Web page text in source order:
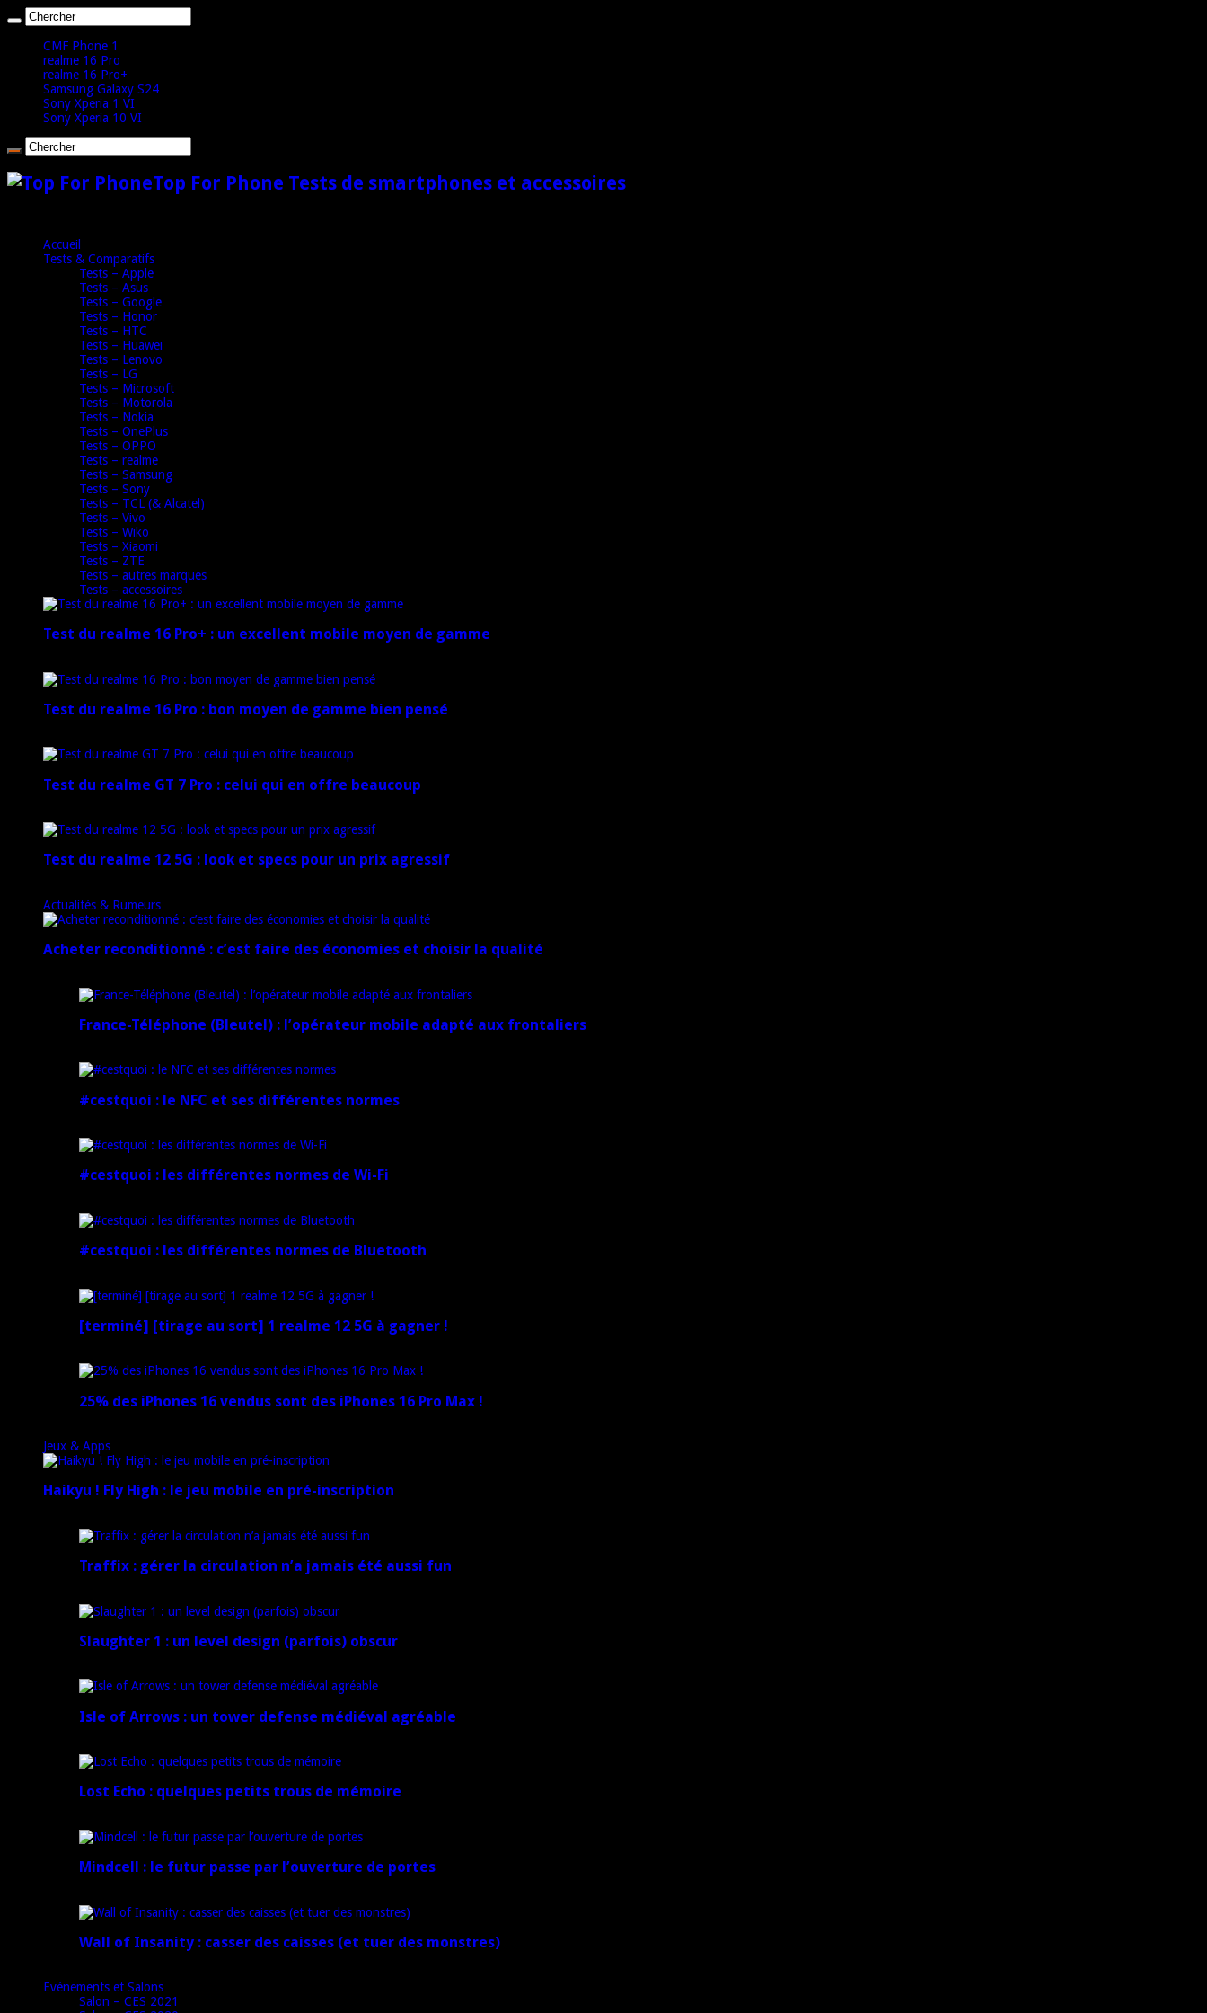
CMF Phone 1
realme 16 Pro
realme 16 Pro+
Samsung Galaxy S24
Sony Xperia 1 VI
Sony Xperia 10 VI
Top For Phone Tests de smartphones et accessoires
Accueil
Tests & Comparatifs
Tests – Apple
Tests – Asus
Tests – Google
Tests – Honor
Tests – HTC
Tests – Huawei
Tests – Lenovo
Tests – LG
Tests – Microsoft
Tests – Motorola
Tests – Nokia
Tests – OnePlus
Tests – OPPO
Tests – realme
Tests – Samsung
Tests – Sony
Tests – TCL (& Alcatel)
Tests – Vivo
Tests – Wiko
Tests – Xiaomi
Tests – ZTE
Tests – autres marques
Tests – accessoires
Test du realme 16 Pro+ : un excellent mobile moyen de gamme
Test du realme 16 Pro : bon moyen de gamme bien pensé
Test du realme GT 7 Pro : celui qui en offre beaucoup
Test du realme 12 5G : look et specs pour un prix agressif
Actualités & Rumeurs
Acheter reconditionné : c’est faire des économies et choisir la qualité
France-Téléphone (Bleutel) : l’opérateur mobile adapté aux frontaliers
#cestquoi : le NFC et ses différentes normes
#cestquoi : les différentes normes de Wi-Fi
#cestquoi : les différentes normes de Bluetooth
[terminé] [tirage au sort] 1 realme 12 5G à gagner !
25% des iPhones 16 vendus sont des iPhones 16 Pro Max !
Jeux & Apps
Haikyu ! Fly High : le jeu mobile en pré-inscription
Traffix : gérer la circulation n’a jamais été aussi fun
Slaughter 1 : un level design (parfois) obscur
Isle of Arrows : un tower defense médiéval agréable
Lost Echo : quelques petits trous de mémoire
Mindcell : le futur passe par l’ouverture de portes
Wall of Insanity : casser des caisses (et tuer des monstres)
Evénements et Salons
Salon – CES 2021